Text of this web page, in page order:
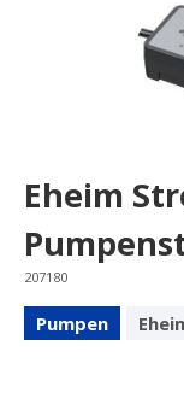
Eheim
207180
Pumpen